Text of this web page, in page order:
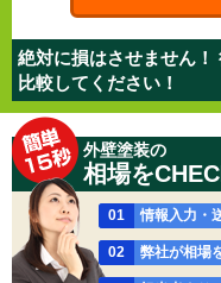
絶対に損はさせません
比較してください！
外壁塗装の
相場を
01 情報入力・
02 弊社が相場